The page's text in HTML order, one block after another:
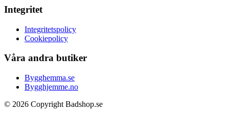
Integritet
Integritetspolicy
Cookiepolicy
Våra andra butiker
Bygghemma.se
Bygghjemme.no
© 2026 Copyright Badshop.se